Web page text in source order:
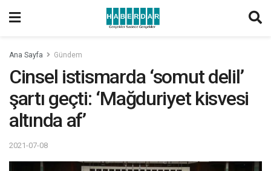
Ana Sayfa Gündem
Cinsel istismarda ‘somut delil’
şartı geçti: ‘Mağduriyet kisvesi
altında af’
2021-07-08